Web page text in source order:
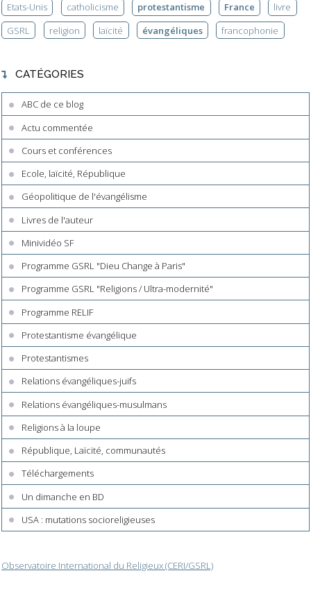
Etats-Unis catholicisme protestantisme France
livre
GSRL
religion laïcité évangéliques francophonie
CATÉGORIES
ABC de ce blog
Actu commentée
Cours et conférences
Ecole, laïcité, République
Géopolitique de l'évangélisme
Livres de l'auteur
Minividéo SF
Programme GSRL "Dieu Change à Paris"
Programme GSRL "Religions / Ultra-modernité"
Programme RELIF
Protestantisme évangélique
Protestantismes
Relations évangéliques-juifs
Relations évangéliques-musulmans
Religions à la loupe
République, Laïcité, communautés
Téléchargements
Un dimanche en BD
USA : mutations socioreligieuses
Observatoire International du Religieux (CERI/GSRL)